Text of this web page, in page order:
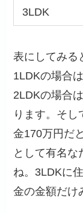
3LDK
表にしてみる
1LDKの場合
2LDKの場合
ります。そ
金170万円だ
として有名な
ね。3LDKに
金の金額だけ